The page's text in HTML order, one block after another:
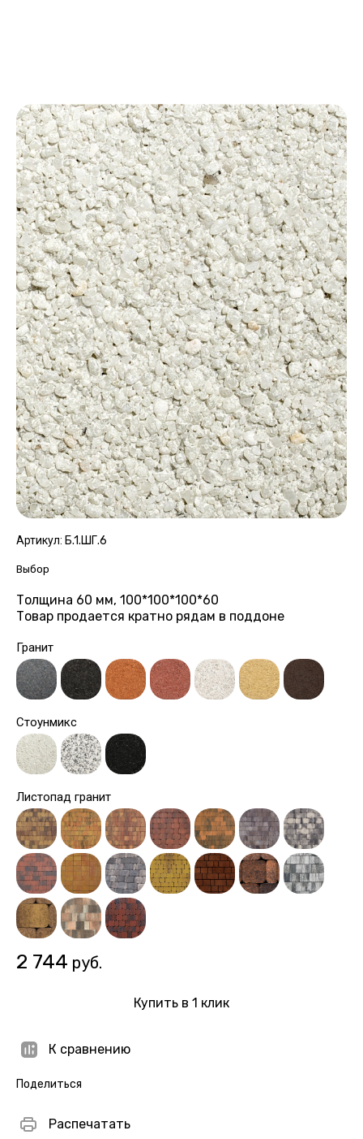
Артикул: Б.1.ШГ.6
Выбор
Толщина 60 мм, 100*100*100*60
Товар продается кратно рядам в поддоне
Гранит
Стоунмикс
Листопад гранит
2 744 руб.
Купить в 1 клик
К сравнению
Поделиться
Распечатать